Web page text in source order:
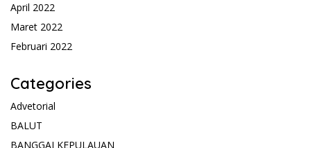
April 2022
Maret 2022
Februari 2022
Categories
Advetorial
BALUT
BANGGAI KEPULAUAN